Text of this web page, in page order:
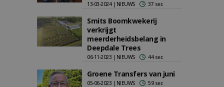
13-03-2024 | NIEUWS 37 sec
Smits Boomkwekerij
verkrijgt
meerderheidsbelang in
Deepdale Trees
06-11-2023 | NIEUWS 44 sec
Groene Transfers van juni
05-06-2023 | NIEUWS 59 sec